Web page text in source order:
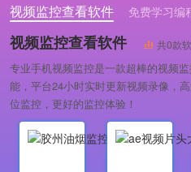
视频监控查看软件
免费学习编
专业做婚礼策划的软件
视频监控查看软件 共0款
专业手机视频监控是一款超棒的视频
能，平台24小时实时更新视频录像，
位监控，更好的监控体验！